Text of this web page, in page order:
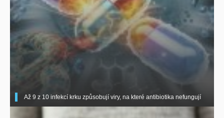
Až 9 z 10 infekcí krku způsobují viry, na které antibiotika nefungují